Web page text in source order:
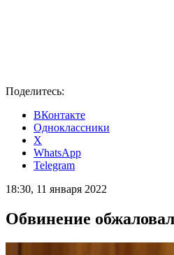
Поделитесь:
ВКонтакте
Одноклассники
X
WhatsApp
Telegram
18:30, 11 января 2022
Обвинение